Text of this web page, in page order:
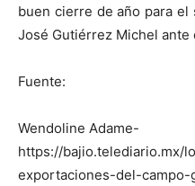
buen cierre de año para el
José Gutiérrez Michel ante
Fuente:
Wendoline Adame-
https://bajio.telediario.mx/
exportaciones-del-campo-